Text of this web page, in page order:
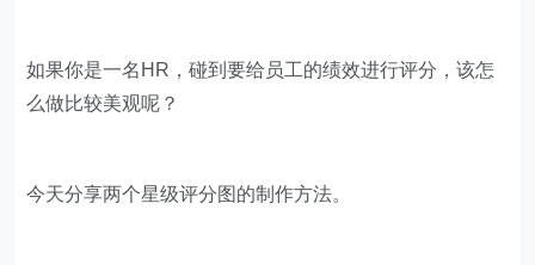
如果你是一名HR，碰到要给员工的绩效进行评分，该怎
么做比较美观呢？
今天分享两个星级评分图的制作方法。